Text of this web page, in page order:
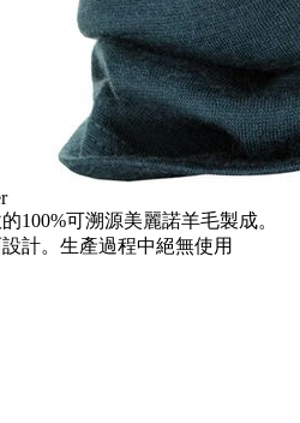
100%可溯源美麗諾羊毛製成。
計。生產過程中絕無使用